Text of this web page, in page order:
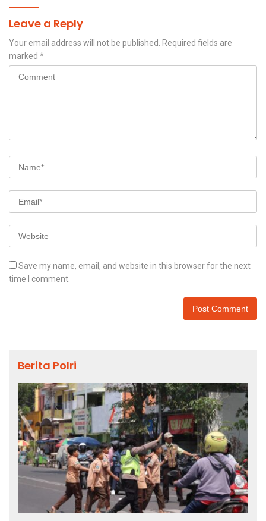
Leave a Reply
Your email address will not be published. Required fields are
marked *
Save my name, email, and website in this browser for the next
time I comment.
Berita Polri